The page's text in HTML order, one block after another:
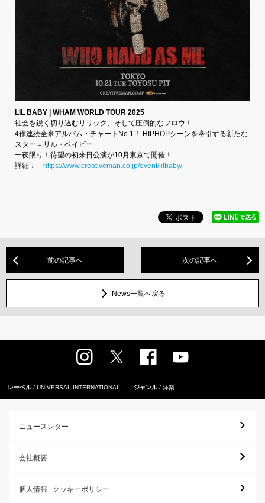
LIL BABY | WHAM WORLD TOUR 2025
社会を鋭く切り込むリリック、そして圧倒的なフロウ！
4作連続全米アルバム・チャートNo.1！ HIPHOPシーンを牽引する新たな
スター＝リル・ベイビー
一夜限り！待望の初来日公演が10月東京で開催！
詳細：
https://www.creativeman.co.jp/event/lilbaby/
前の記事へ 次の記事へ
News一覧へ戻る
レーベル UNIVERSAL INTERNATIONAL ジャンル 洋楽
ニュースレター
会社概要
個人情報 | クッキーポリシー